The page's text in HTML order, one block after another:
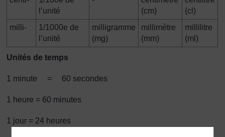
l’unité
(cm)
(cl)
milli-
1/1000e de
l’unité
milligramme
(mg)
millimètre
(mm)
millilitre
(ml)
Unités de temps
1 minute = 60 secondes
1 heure = 60 minutes
1 jour = 24 heures